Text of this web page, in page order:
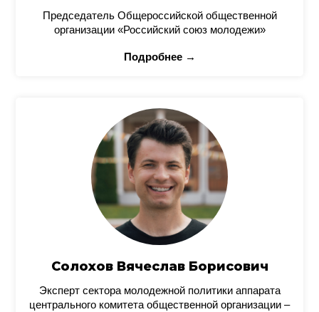
Председатель Общероссийской общественной
организации «Российский союз молодежи»
Подробнее →
Солохов Вячеслав Борисович
Эксперт сектора молодежной политики аппарата
центрального комитета общественной организации –